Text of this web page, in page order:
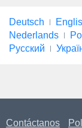
Deutsch
Nederlands
Русский
Contáctanos